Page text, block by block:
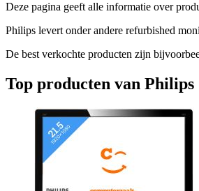
Deze pagina geeft alle informatie over
Philips levert onder andere refurbished
De best verkochte producten zijn
Top producten van Philips